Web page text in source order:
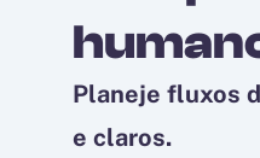
Planeje fluxos
e claros.